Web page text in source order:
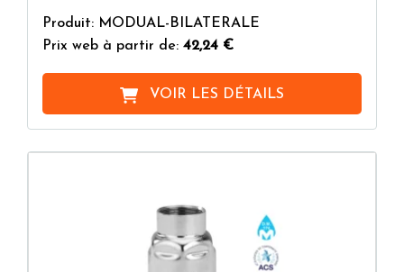
Produit: MODUAL-BILATERALE
Prix web à partir de: 42,24 €
VOIR LES DÉTAILS